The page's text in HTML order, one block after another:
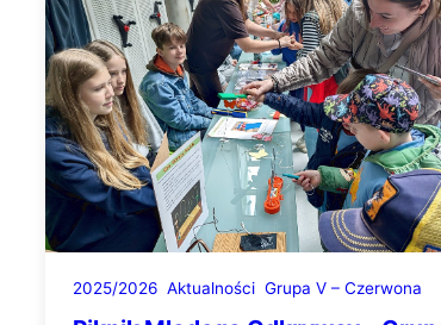
2025/2026 Aktualności Grupa V – Czerwona